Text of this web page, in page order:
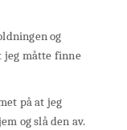
og
jeg måtte finne
på at jeg
og slå den av.